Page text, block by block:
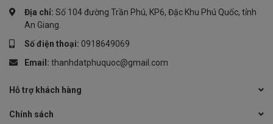
Địa chỉ: Số 104 đường Trần Phú, KP6, Đặc Khu Phú Quốc, tỉnh
An Giang.
Số điện thoại: 0918649069
Email: thanhdatphuquoc@gmail.com
Hỗ trợ khách hàng
Chính sách